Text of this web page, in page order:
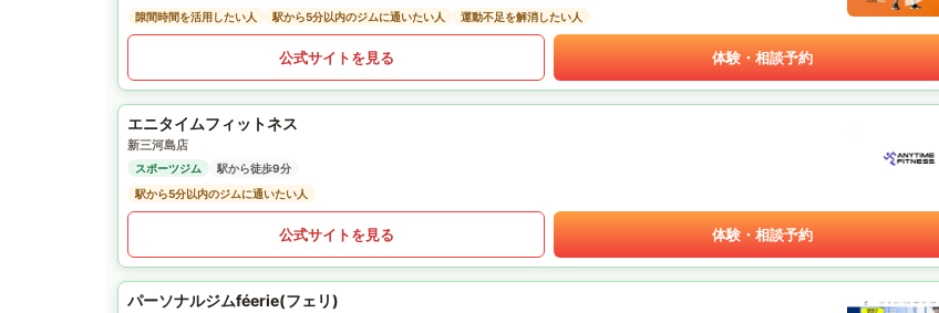
隙間時間を活用したい人
駅から5分以内のジムに通いたい人 運動不足を解消したい人
公式サイトを見る 体験・相談予約
エニタイムフィットネス
新三河島店
スポーツジム
駅から徒歩9分
駅から5分以内のジムに通いたい人
公式サイトを見る 体験・相談予約
パーソナルジムféerie(フェリ)